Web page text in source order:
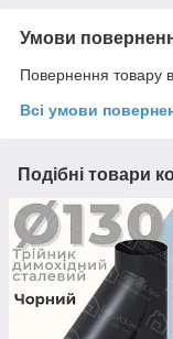
Умови
Повернення товару
Всі умови
Подібні товари